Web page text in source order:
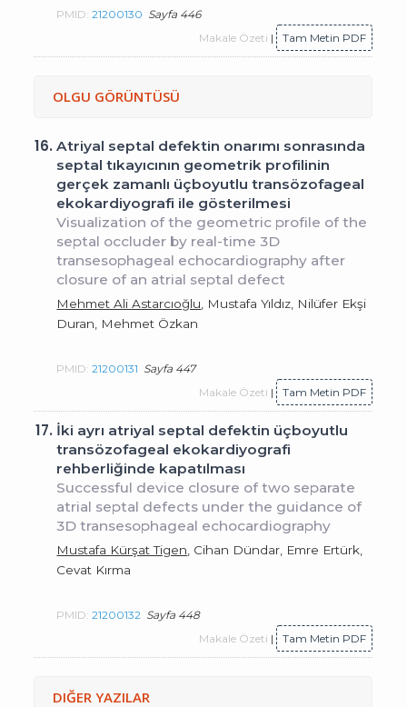
PMID:21200130 Sayfa 446
Makale Özeti | Tam Metin PDF
OLGU GÖRÜNTÜSÜ
16.Atriyal septal defektin onarımı sonrasında
septal tıkayıcının geometrik profilinin
gerçek zamanlı üçboyutlu transözofageal
ekokardiyografi ile gösterilmesi
Visualization of the geometric profile of the
septal occluder by real-time 3D
transesophageal echocardiography after
closure of an atrial septal defect
Mehmet Ali Astarcıoğlu , Mustafa Yıldız, Nilüfer Ekşi
Duran, Mehmet Özkan
PMID:21200131 Sayfa 447
Makale Özeti | Tam Metin PDF
17. İki ayrı atriyal septal defektin üçboyutlu
transözofageal ekokardiyografi
rehberliğinde kapatılması
Successful device closure of two separate
atrial septal defects under the guidance of
3D transesophageal echocardiography
Mustafa Kürşat Tigen , Cihan Dündar, Emre Ertürk,
Cevat Kırma
PMID:21200132 Sayfa 448
Makale Özeti | Tam Metin PDF
DIĞER YAZILAR